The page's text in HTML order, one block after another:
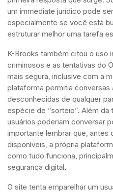
um immediate jurídico pode
especialmente se você está
estruturar melhor uma tarefa
K-Brooks também citou o uso
criminosos e as tentativas do
mais segura, inclusive com a
plataforma permitia conversas
desconhecidas de qualquer
espécie de “sorteio”. Além da
usuários poderiam conversar
importante lembrar que, antes
disponíveis, a própria
como tudo funciona,
segurança digital.
O site tenta emparelhar um